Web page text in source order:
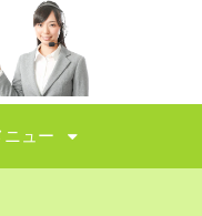
ニュー